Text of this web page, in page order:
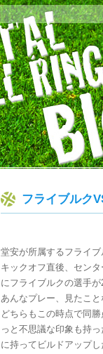
フライブルク
堂安が所属するフライ
キックオフ直後、セン
にフライブルクの選手
あんなプレー、見たこと
どちらもこの時点で同
っと不思議な印象も持
に持ってビルドアップ